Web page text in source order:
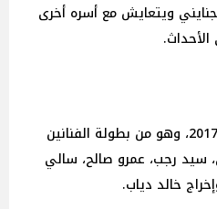
ويتعايش مع أسره أخرى
تم عرضه بالسينمات في عام 2017، وهو من بطولة الفنانين
سيد رجب، عمرو صالح، سالي
خالد دياب.